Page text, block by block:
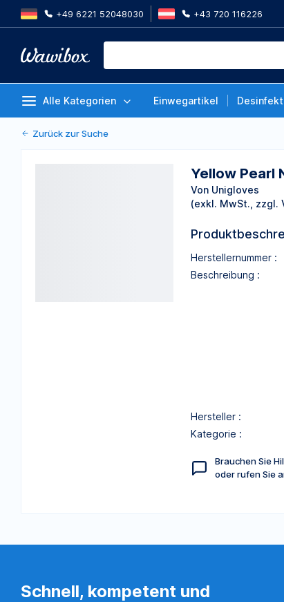
+49 6221 52048030 +43 720 116226
Alle Kategorien Einwegartikel
Von Unigloves
Zurück zur Suche
Yellow Pearl
Von Unigloves
(exkl. MwSt., zzgl.
Herstellernummer :
Beschreibung :
Hersteller :
Kategorie :
Brauchen Sie
oder rufen Sie
Schnell, kompetent und